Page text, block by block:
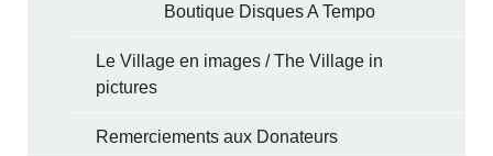
Boutique Disques A Tempo
Le Village en images / The Village in
pictures
Remerciements aux Donateurs